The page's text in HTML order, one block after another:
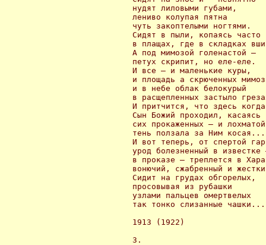
нудят лиловыми губами,
лениво колупая пятна
чуть закоптелыми ногтями.
Сидят в пыли, копаясь часто
в плащах, где в складках
А под мимозой голенастой —
петух скрипит, но еле-еле.
И все — и маленькие куры,
и площадь а скрюченных
и в небе облак белокурый
в расщепленных застыло
И притчится, что здесь
Сын Божий проходил, касаясь
сих прокаженных — и лохматой
тень ползала за Ним косая...
И вот теперь, от спертой
урод болезненный в известке
в проказе — треплется в
вонючий, сжабренный и
Сидит на грудах обгорелых,
просовывая из рубашки
узлами пальцев омертвелых
так тонко слизанные чашки...
1913 (1922)
3.